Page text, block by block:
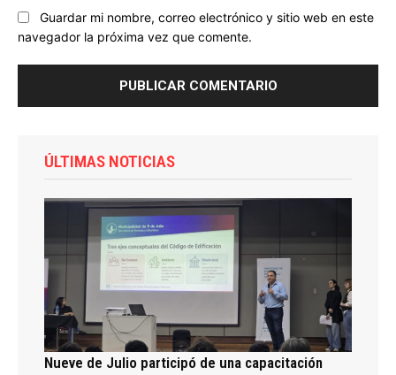
Guardar mi nombre, correo electrónico y sitio web en este
navegador la próxima vez que comente.
ÚLTIMAS NOTICIAS
Nueve de Julio participó de una capacitación